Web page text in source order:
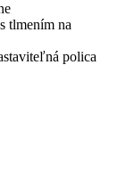
tlmením na
polica